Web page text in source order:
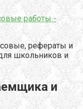
работы -
рефераты и
школьников и
и